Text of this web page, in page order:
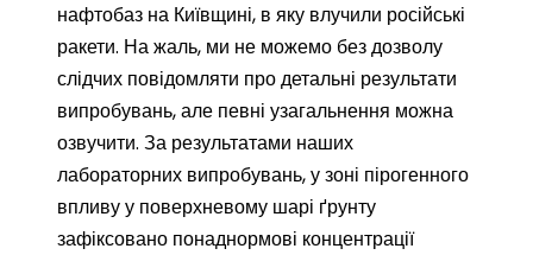
нафтобаз на Київщині, в яку влучили російські
ракети. На жаль, ми не можемо без дозволу
слідчих повідомляти про детальні результати
випробувань, але певні узагальнення можна
озвучити. За результатами наших
лабораторних випробувань, у зоні пірогенного
впливу у поверхневому шарі ґрунту
зафіксовано понаднормові концентрації